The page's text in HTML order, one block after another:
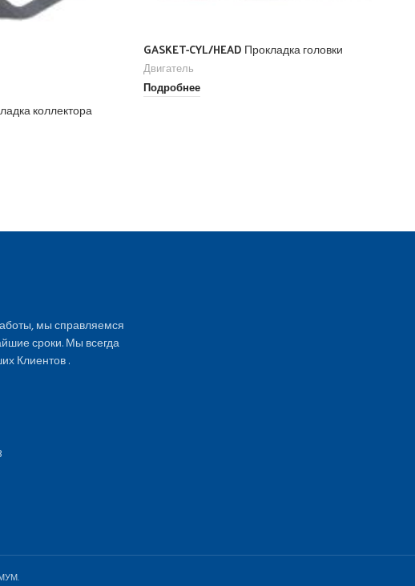
коллектора
GASKET-CYL/HEAD Прокладка головки
Двигатель
Подробнее
мы справляемся
сроки. Мы всегда
Клиентов .